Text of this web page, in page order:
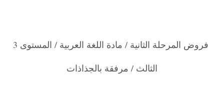
فروض المرحلة الثانية / مادة اللغة العربية / المستوى 3
الثالث / مرفقة بالجذاذات